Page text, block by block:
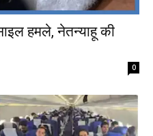
हमले, नेतन्याहू की
0